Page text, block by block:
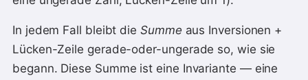
In jedem Fall bleibt die Summe aus Inversionen +
Lücken-Zeile gerade-oder-ungerade so, wie sie
begann. Diese Summe ist eine Invariante — eine